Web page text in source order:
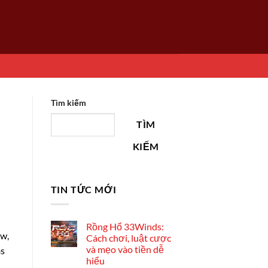
Tìm kiếm
TÌM
KIẾM
TIN TỨC MỚI
Rồng Hổ 33Winds:
Cách chơi, luật cược
và mẹo vào tiền dễ
hiểu